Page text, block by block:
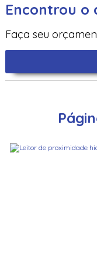
Encontrou o
Faça seu